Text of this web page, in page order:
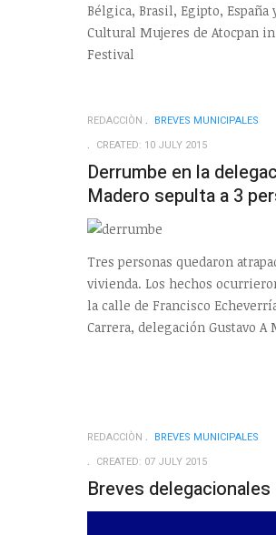
Bélgica, Brasil, Egipto,
Cultural Mujeres de Atocpan
Festival
REDACCIÒN
BREVES MUNICIPALES
CREATED: 10 JULY 2015
Derrumbe en la
Madero sepulta a 3
Tres personas quedaron
vivienda. Los hechos
la calle de Francisco
Carrera, delegación Gustavo A
REDACCIÒN
BREVES MUNICIPALES
CREATED: 07 JULY 2015
Breves